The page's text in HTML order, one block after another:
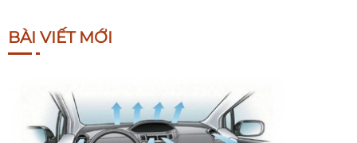
BÀI VIẾT MỚI